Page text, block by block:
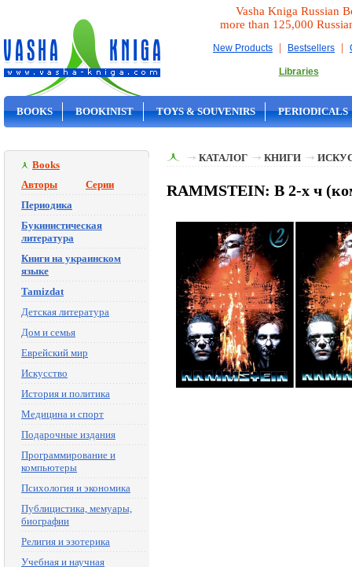
Vasha Kniga Russian
more than 125,000
New Products | Bestsellers |
Libraries
BOOKS BOOKINIST TOYS & SOUVENIRS PERIODICALS
Books
Авторы
Серии
Периодика
Букинистическая
литература
Книги на украинском
языке
Tamizdat
Детская литература
Дом и семья
Еврейский мир
Искусство
История и политика
Медицина и спорт
Подарочные издания
Программирование и
компьютеры
Психология и экономика
Публицистика, мемуары,
биографии
Религия и эзотерика
Учебная и научная
КАТАЛОГ КНИГИ
RAMMSTEIN: В 2-х ч